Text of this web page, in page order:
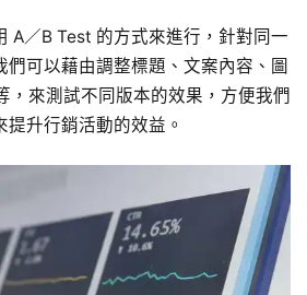
A／B Test 的方式來進行，針對同一
們可以藉由調整標題、文案內容、圖
，來測試不同版本的效果，方便我們
升行銷活動的效益。